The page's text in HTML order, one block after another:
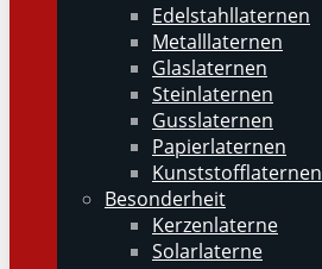
Edelstahllaternen
Metalllaternen
Glaslaternen
Steinlaternen
Gusslaternen
Papierlaternen
Kunststofflaternen
Besonderheit
Kerzenlaterne
Solarlaterne